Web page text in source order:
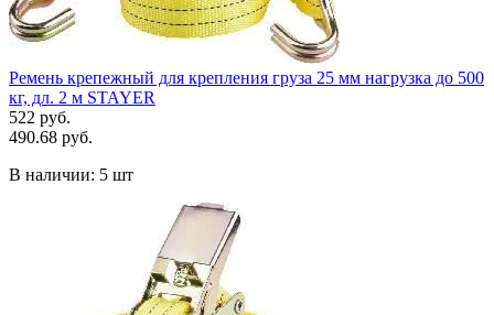
Ремень крепежный для крепления груза 25 мм нагрузка до 500
кг, дл. 2 м STAYER
522 руб.
490.68 руб.
В наличии: 5 шт